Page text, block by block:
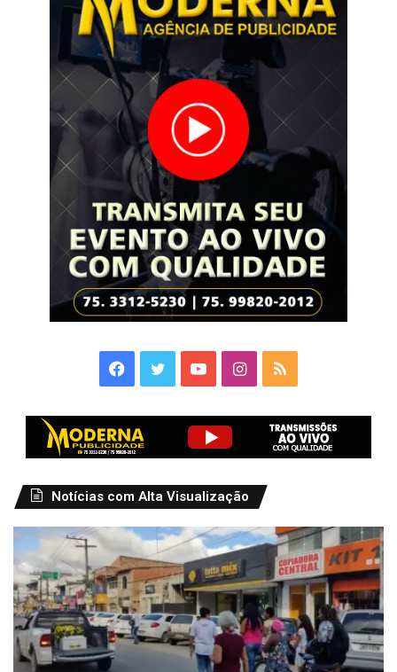
Facebook
TwitterYouTubeInstagram
RSS
Notícias com Alta Visualização